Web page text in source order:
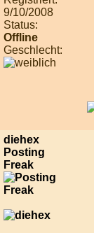
9/10/2008
Status:
Offline
Geschlecht:
diehex
Posting
Freak